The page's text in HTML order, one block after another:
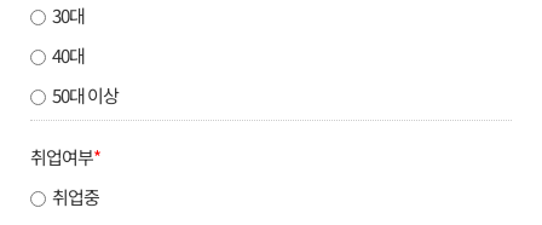
30대
40대
50대 이상
취업여부*
취업중